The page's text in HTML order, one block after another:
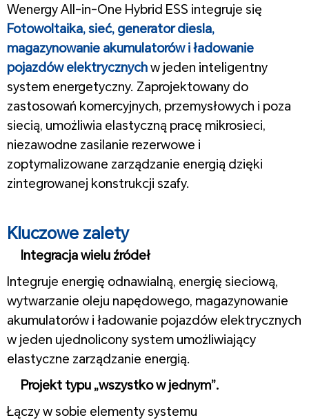
Wenergy All-in-One Hybrid ESS integruje się
Fotowoltaika, sieć, generator diesla,
magazynowanie akumulatorów i ładowanie
pojazdów elektrycznychw jeden inteligentny
system energetyczny. Zaprojektowany do
zastosowań komercyjnych, przemysłowych i poza
siecią, umożliwia elastyczną pracę mikrosieci,
niezawodne zasilanie rezerwowe i
zoptymalizowane zarządzanie energią dzięki
zintegrowanej konstrukcji szafy.
Kluczowe zalety
Integracja wielu źródeł
Integruje energię odnawialną, energię sieciową,
wytwarzanie oleju napędowego, magazynowanie
akumulatorów i ładowanie pojazdów elektrycznych
w jeden ujednolicony system umożliwiający
elastyczne zarządzanie energią.
Projekt typu „wszystko w jednym”.
Łączy w sobie elementy systemu